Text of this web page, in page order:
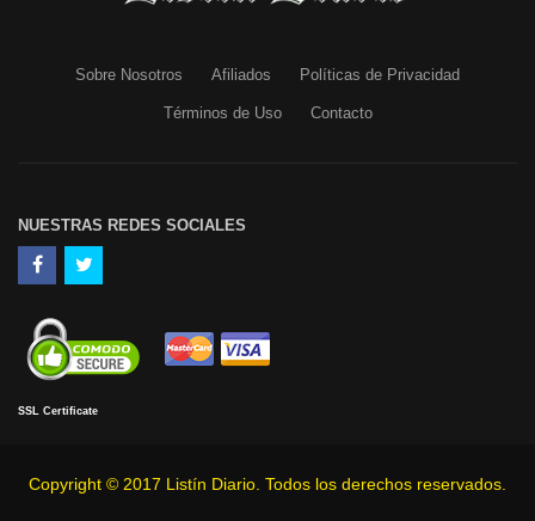
Sobre Nosotros Afiliados Políticas de Privacidad
Términos de Uso Contacto
NUESTRAS REDES SOCIALES
SSL Certificate
Copyright © 2017 Listín Diario. Todos los derechos reservados.